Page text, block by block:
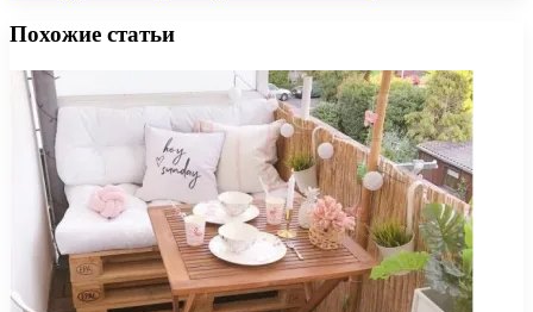
Похожие статьи